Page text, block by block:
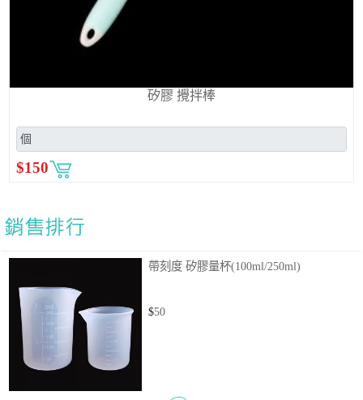
矽膠 攪拌棒
$150
帶刻度 矽膠量杯(100ml/250ml)
$50